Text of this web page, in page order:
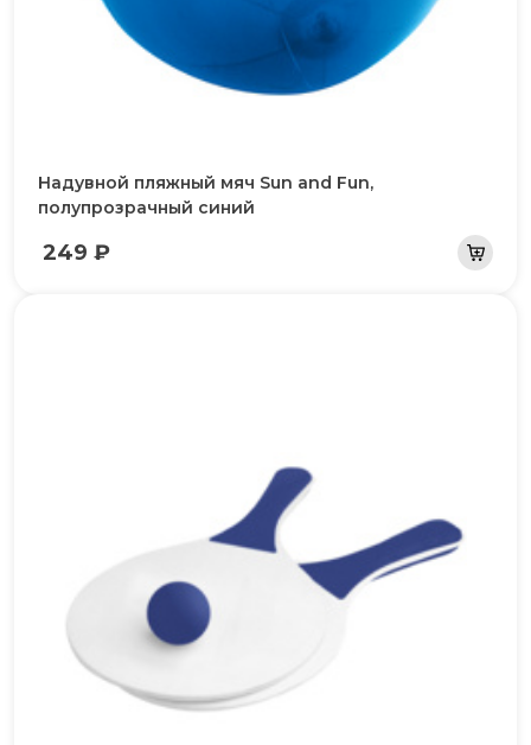
Надувной пляжный мяч Sun and Fun,
полупрозрачный синий
249 ₽